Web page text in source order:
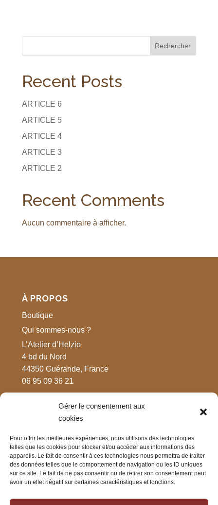
Gérer le consentement aux
cookies
Pour offrir les meilleures expériences, nous utilisons des technologies
telles que les cookies pour stocker et/ou accéder aux informations des
appareils. Le fait de consentir à ces technologies nous permettra de traiter
des données telles que le comportement de navigation ou les ID uniques
sur ce site. Le fait de ne pas consentir ou de retirer son consentement peut
avoir un effet négatif sur certaines caractéristiques et fonctions.
a
e
:
Rechercher
Recent Posts
ARTICLE 6
ARTICLE 5
ARTICLE 4
ARTICLE 3
ARTICLE 2
Recent Comments
Aucun commentaire à afficher.
À PROPOS
Boutique
Qui sommes-nous ?
L’Atelier d’Helzio
4 bd du Nord
44350 Guérande, France
06 95 09 36 21
MENTIONS LÉGALES
Mentions légales
CGV
CONTACT